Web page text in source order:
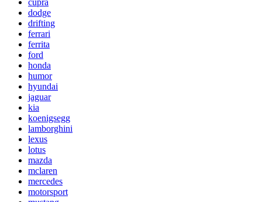
cupra
dodge
drifting
ferrari
ferrita
ford
honda
humor
hyundai
jaguar
kia
koenigsegg
lamborghini
lexus
lotus
mazda
mclaren
mercedes
motorsport